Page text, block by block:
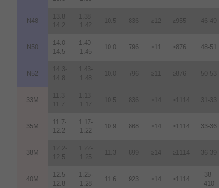
N48
13.8-
14.2
1.38-
1.42
10.5 836 ≥12 ≥955 46-49
N50
14.0-
14.5
1.40-
1.45
10.0 796 ≥11 ≥876 48-51
N52
14.3-
14.8
1.43-
1.48
10.0 796 ≥11 ≥876 50-53
33M
11.3-
11.7
1.13-
1.17
10.5 836 ≥14 ≥1114 31-33
35M
11.7-
12.2
1.17-
1.22
10.9 868 ≥14 ≥1114 33-36
38M
12.2-
12.5
1.22-
1.25
11.3 899 ≥14 ≥1114 36-39
40M
12.5-
12.8
1.25-
1.28
11.6 923 ≥14 ≥1114
38-
410